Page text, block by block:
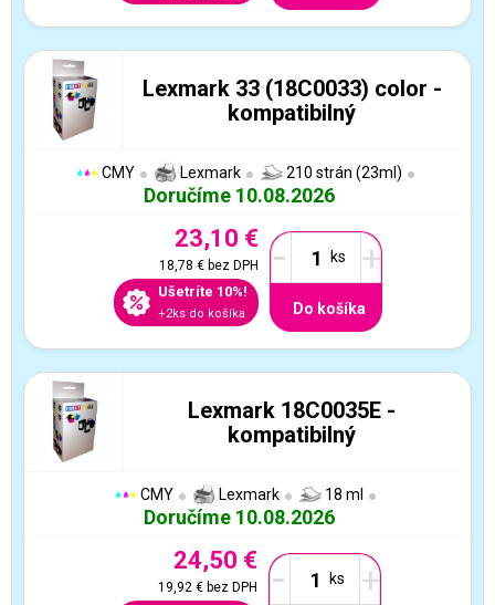
Lexmark 33 (18C0033) color -
kompatibilný
CMY Lexmark 210 strán (23ml)
Doručíme 10.08.2026
23,10 €
18,78 €bez DPH
Ušetríte 10%!
+2ks do košíka
- +
Do košíka
Lexmark 18C0035E -
kompatibilný
CMY Lexmark 18 ml
Doručíme 10.08.2026
24,50 €
19,92 €bez DPH - +